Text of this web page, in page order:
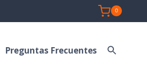
0
Preguntas Frecuentes